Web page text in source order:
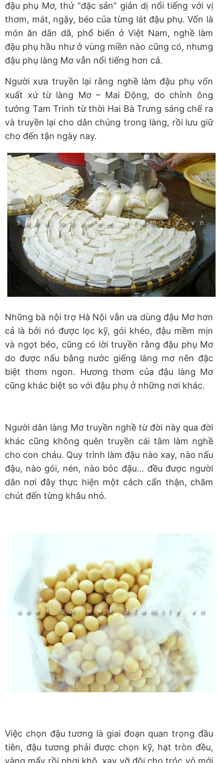
đậu phụ Mơ, thứ “đặc sản” giản dị nổi tiếng với vị
thơm, mát, ngậy, béo của từng lát đậu phụ. Vốn là
món ăn dân dã, phổ biến ở Việt Nam, nghề làm
đậu phụ hầu như ở vùng miền nào cũng có, nhưng
đậu phụ làng Mơ vẫn nổi tiếng hơn cả.
Người xưa truyền lại rằng nghề làm đậu phụ vốn
xuất xứ từ làng Mơ – Mai Động, do chính ông
tướng Tam Trinh từ thời Hai Bà Trưng sáng chế ra
và truyền lại cho dân chúng trong làng, rồi lưu giữ
cho đến tận ngày nay.
Những bà nội trợ Hà Nội vẫn ưa dùng đậu Mơ hơn
cả là bởi nó được lọc kỹ, gói khéo, đậu mềm mịn
và ngọt béo, cũng có lời truyền rằng đậu phụ Mơ
do được nấu bằng nước giếng làng mơ nên đặc
biệt thơm ngon. Hương thơm của đậu làng Mơ
cũng khác biệt so với đậu phụ ở những nơi khác.
Người dân làng Mơ truyền nghề từ đời này qua đời
khác cũng không quên truyền cái tâm làm nghề
cho con cháu. Quy trình làm đậu nào xay, nào nấu
đậu, nào gói, nén, nào bóc đậu… đều được người
dân nơi đây thực hiện một cách cẩn thận, chăm
chút đến từng khâu nhỏ.
Việc chọn đậu tương là giai đoạn quan trọng đầu
tiên, đậu tương phải được chọn kỹ, hạt tròn đều,
vàng mẩy rồi phơi khô, xay vỡ đôi cho tróc vỏ mới